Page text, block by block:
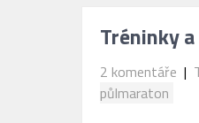
Tréninky
2 komentáře |
půlmaraton